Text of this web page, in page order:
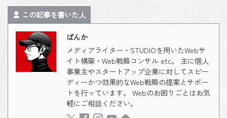
この記事を書いた人
ばんか
メディアライター・STUDIOを用いたWebサ
イト構築・Web戦略コンサル etc。 主に個人
事業主やスタートアップ企業に対してスピー
ディーかつ効果的なWeb戦略の提案とサポー
トを行っています。 Webのお困りごとはお気
軽にご相談ください。